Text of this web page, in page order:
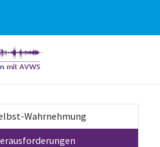
Wahrnehmung